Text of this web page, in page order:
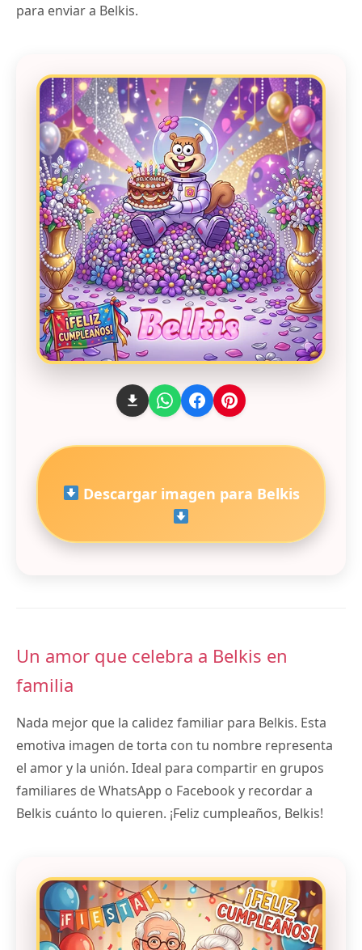
para enviar a Belkis.
Descargar imagen para Belkis
Un amor que celebra a Belkis en
familia
Nada mejor que la calidez familiar para Belkis. Esta
emotiva imagen de torta con tu nombre representa
el amor y la unión. Ideal para compartir en grupos
familiares de WhatsApp o Facebook y recordar a
Belkis cuánto lo quieren. ¡Feliz cumpleaños, Belkis!